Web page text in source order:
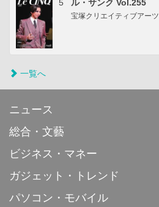
5 ル・サンク Vol.255
宝塚クリエイティブアーツ
一覧へ
ニュース
総合・文藝
ビジネス・マネー
ガジェット・トレンド
パソコン・モバイル